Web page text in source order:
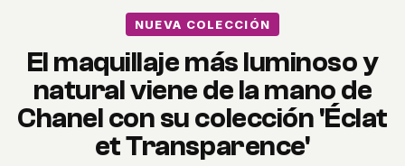
NUEVA COLECCIÓN
El maquillaje más luminoso y
natural viene de la mano de
Chanel con su colección 'Éclat
et Transparence'